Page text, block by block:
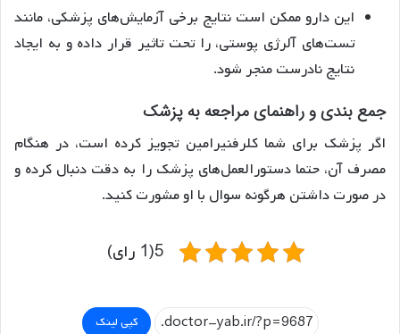
این دارو ممکن است نتایج برخی آزمایش‌های پزشکی، مانند
تست‌های آلرژی پوستی، را تحت تاثیر قرار داده و به ایجاد
نتایج نادرست منجر شود.
جمع بندی و راهنمای مراجعه به پزشک
اگر پزشک برای شما کلرفنیرامین تجویز کرده است، در هنگام
مصرف آن، حتما دستورالعمل‌های پزشک را به دقت دنبال کرده و
در صورت داشتن هرگونه سوال با او مشورت کنید.
5(1 رای)
کپی لینک